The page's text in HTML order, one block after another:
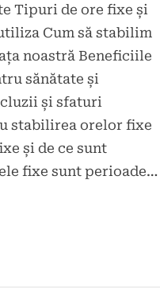
Tipuri de ore fixe și
Cum să stabilim
noastră Beneficiile
sănătate și
și sfaturi
stabilirea orelor fixe
și de ce sunt
fixe sunt perioade…